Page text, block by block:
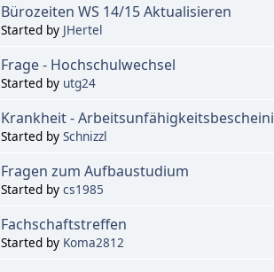
Bürozeiten WS 14/15 Aktualisieren
Started by JHertel
Frage - Hochschulwechsel
Started by utg24
Krankheit -
Started by Schnizzl
Fragen zum Aufbaustudium
Started by cs1985
Fachschaftstreffen
Started by Koma2812